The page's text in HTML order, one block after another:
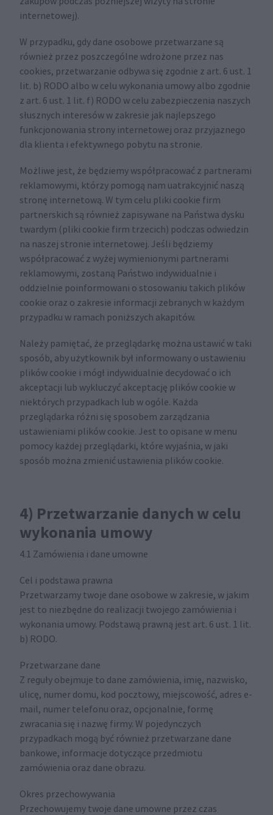
internetowej).
W przypadku, gdy dane osobowe przetwarzane są
również przez poszczególne wdrożone przez nas
cookies, przetwarzanie odbywa się zgodnie z art. 6 ust. 1
lit. b) RODO albo w celu wykonania umowy albo zgodnie
z art. 6 ust. 1 lit. f) RODO w celu zabezpieczenia naszych
słusznych interesów w zakresie jak najlepszego
funkcjonowania strony internetowej oraz przyjaznego
dla klienta i efektywnego pobytu na stronie.
Możliwe jest, że będziemy współpracować z partnerami
reklamowymi, którzy pomogą nam uatrakcyjnić naszą
stronę internetową. W tym celu pliki cookie firm
partnerskich są również zapisywane na Państwa dysku
twardym (pliki cookie firm trzecich) podczas odwiedzin
na naszej stronie internetowej. Jeśli będziemy
współpracować z wyżej wymienionymi partnerami
reklamowymi, zostaną Państwo indywidualnie i
oddzielnie poinformowani o stosowaniu takich plików
cookie oraz o zakresie informacji zebranych w każdym
przypadku w ramach poniższych akapitów.
Należy pamiętać, że przeglądarkę można ustawić w taki
sposób, aby użytkownik był informowany o ustawieniu
plików cookie i mógł indywidualnie decydować o ich
akceptacji lub wykluczyć akceptację plików cookie w
niektórych przypadkach lub w ogóle. Każda
przeglądarka różni się sposobem zarządzania
ustawieniami plików cookie. Jest to opisane w menu
pomocy każdej przeglądarki, które wyjaśnia, w jaki
sposób można zmienić ustawienia plików cookie.
4) Przetwarzanie danych w celu
wykonania umowy
4.1 Zamówienia i dane umowne
Cel i podstawa prawna
Przetwarzamy twoje dane osobowe w zakresie, w jakim
jest to niezbędne do realizacji twojego zamówienia i
wykonania umowy. Podstawą prawną jest art. 6 ust. 1 lit.
b) RODO.
Przetwarzane dane
Z reguły obejmuje to dane zamówienia, imię, nazwisko,
ulicę, numer domu, kod pocztowy, miejscowość, adres e-
mail, numer telefonu oraz, opcjonalnie, formę
zwracania się i nazwę firmy. W pojedynczych
przypadkach mogą być również przetwarzane dane
bankowe, informacje dotyczące przedmiotu
zamówienia oraz dane obrazu.
Okres przechowywania
Przechowujemy twoje dane umowne przez czas